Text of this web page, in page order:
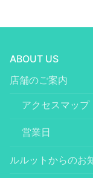
ABOUT US
店舗のご案内
アクセスマップ
営業日
ルルットからのお